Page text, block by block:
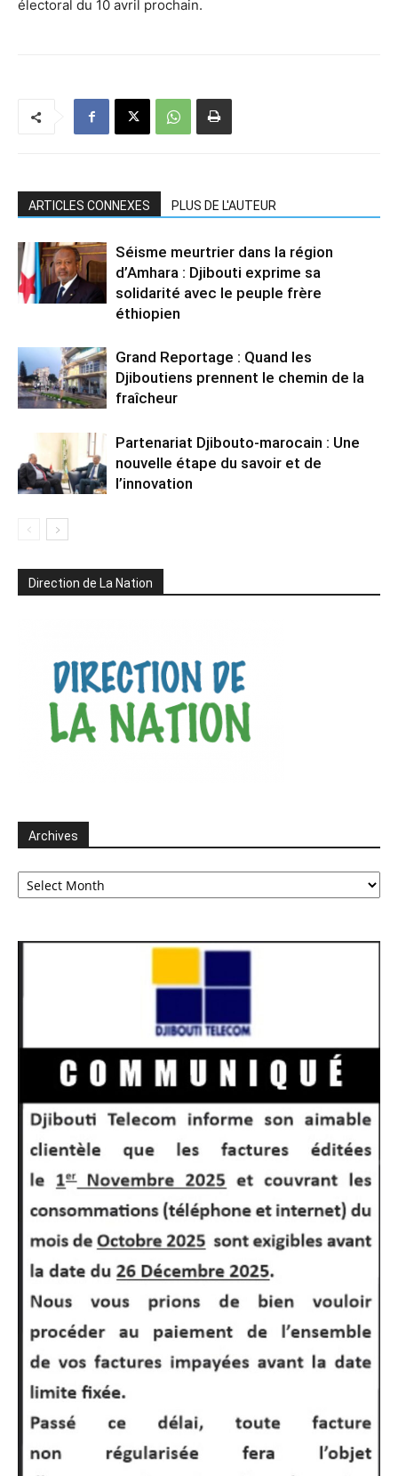
électoral du 10 avril prochain.
ARTICLES CONNEXES PLUS DE L'AUTEUR
Séisme meurtrier dans la région
d’Amhara : Djibouti exprime sa
solidarité avec le peuple frère
éthiopien
Grand Reportage : Quand les
Djiboutiens prennent le chemin de la
fraîcheur
Partenariat Djibouto-marocain : Une
nouvelle étape du savoir et de
l’innovation
Direction de La Nation
Archives
Archives